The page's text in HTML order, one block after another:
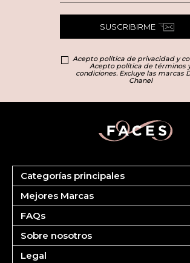
SUSCRIBIRME
Acepto política de privacidad y
Acepto política de términos
condiciones. Excluye las marcas
Chanel
Categorías principales
Marcas
Dior
Más Vendidos
Fragancias
Maquillaje
Cuidado del Rostro
Cuidado Corporal
Mejores Marcas
Clinique
Estee Lauder
Carolina Herrera
Ver todas las marcas
FAQs
Tu cuenta
Pedidos
FAQS
Sobre nosotros
¿Quiénes somos?
Contáctanos
Legal